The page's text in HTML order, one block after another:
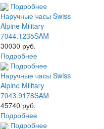
Подробнее
Наручные часы Swiss
Alpine Military
7044.1235SAM
30030 руб.
Подробнее
Подробнее
Наручные часы Swiss
Alpine Military
7043.9178SAM
45740 руб.
Подробнее
Подробнее